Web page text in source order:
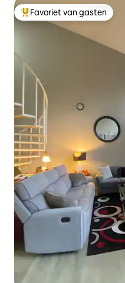
Topfavoriet van gasten
Favoriet van gasten